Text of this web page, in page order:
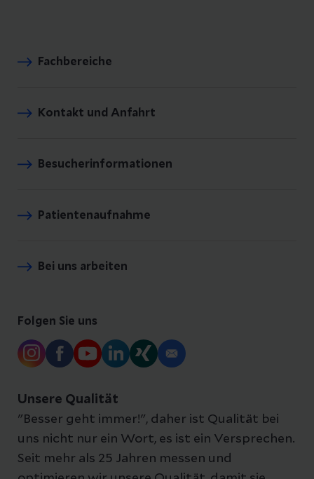
Fachbereiche
Kontakt und Anfahrt
Besucherinformationen
Patientenaufnahme
Bei uns arbeiten
Folgen Sie uns
Unsere Qualität
"Besser geht immer!", daher ist Qualität bei
uns nicht nur ein Wort, es ist ein Versprechen.
Seit mehr als 25 Jahren messen und